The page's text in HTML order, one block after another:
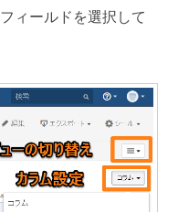
ィールドを選択して